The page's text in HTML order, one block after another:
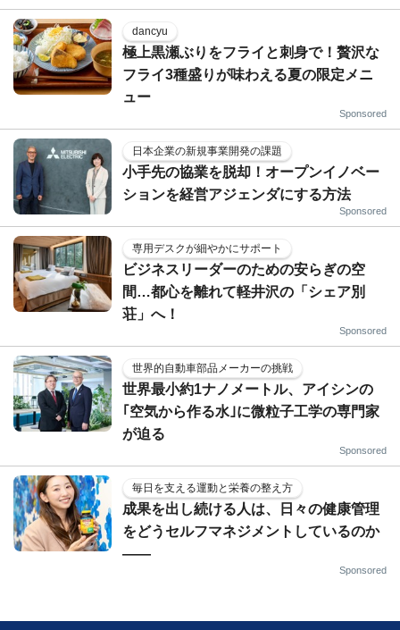
dancyu
極上黒瀬ぶりをフライと刺身で！贅沢な
フライ3種盛りが味わえる夏の限定メニ
ュー
Sponsored
日本企業の新規事業開発の課題
小手先の協業を脱却！オープンイノベー
ションを経営アジェンダにする方法
Sponsored
専用デスクが細やかにサポート
ビジネスリーダーのための安らぎの空
間…都心を離れて軽井沢の「シェア別
荘」へ！
Sponsored
世界的自動車部品メーカーの挑戦
世界最小約1ナノメートル、アイシンの
｢空気から作る水｣に微粒子工学の専門家
が迫る
Sponsored
毎日を支える運動と栄養の整え方
成果を出し続ける人は、日々の健康管理
をどうセルフマネジメントしているのか
——
Sponsored